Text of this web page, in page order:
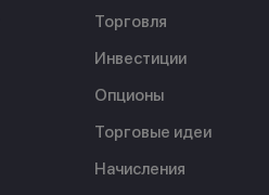
Торговля
Инвестиции
Опционы
Торговые идеи
Начисления